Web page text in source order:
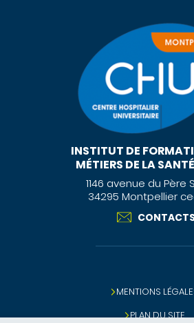
INSTITUT DE
MÉTIERS DE LA
1146 avenue du Père
34295 Montpellier
MENTIONS
PLAN DU SITE